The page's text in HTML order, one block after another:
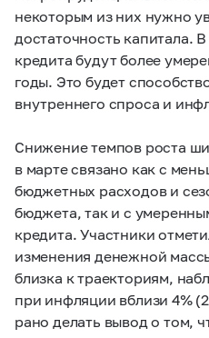
некоторым из них нужно
достаточность капитала.
кредита будут более
годы. Это будет
внутреннего спроса и
Снижение темпов роста
в марте связано как с
бюджетных расходов и
бюджета, так и с
кредита. Участники
изменения денежной
близка к траекториям,
при инфляции вблизи 4%
рано делать вывод о том,